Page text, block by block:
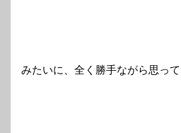
みたいに、全く勝手ながら思って